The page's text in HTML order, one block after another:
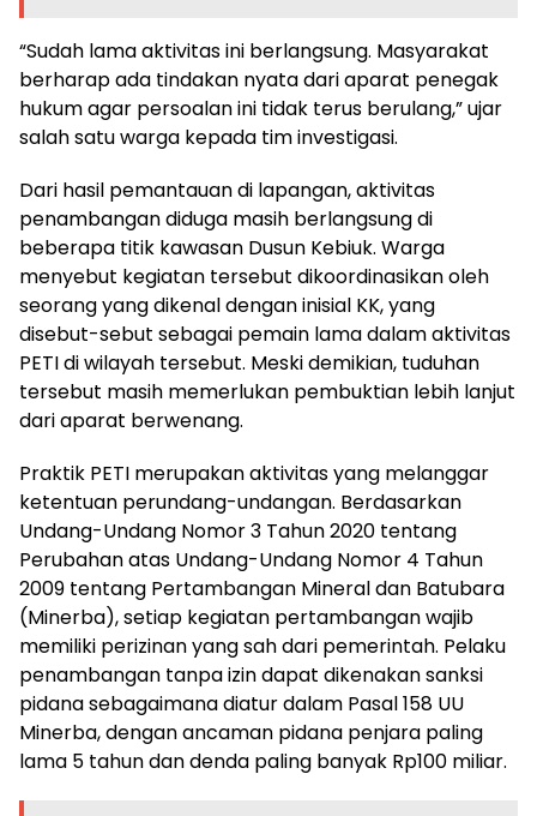
“Sudah lama aktivitas ini berlangsung. Masyarakat
berharap ada tindakan nyata dari aparat penegak
hukum agar persoalan ini tidak terus berulang,” ujar
salah satu warga kepada tim investigasi.
Dari hasil pemantauan di lapangan, aktivitas
penambangan diduga masih berlangsung di
beberapa titik kawasan Dusun Kebiuk. Warga
menyebut kegiatan tersebut dikoordinasikan oleh
seorang yang dikenal dengan inisial KK, yang
disebut-sebut sebagai pemain lama dalam aktivitas
PETI di wilayah tersebut. Meski demikian, tuduhan
tersebut masih memerlukan pembuktian lebih lanjut
dari aparat berwenang.
Praktik PETI merupakan aktivitas yang melanggar
ketentuan perundang-undangan. Berdasarkan
Undang-Undang Nomor 3 Tahun 2020 tentang
Perubahan atas Undang-Undang Nomor 4 Tahun
2009 tentang Pertambangan Mineral dan Batubara
(Minerba), setiap kegiatan pertambangan wajib
memiliki perizinan yang sah dari pemerintah. Pelaku
penambangan tanpa izin dapat dikenakan sanksi
pidana sebagaimana diatur dalam Pasal 158 UU
Minerba, dengan ancaman pidana penjara paling
lama 5 tahun dan denda paling banyak Rp100 miliar.